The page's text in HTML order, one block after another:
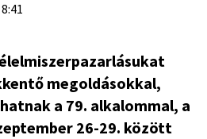
megoldásokkal,
a 79. alkalommal, a
26-29. között